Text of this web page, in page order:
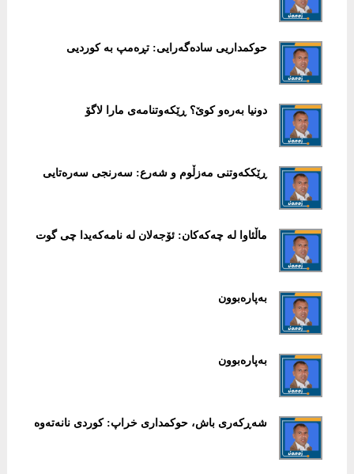
حوکمداریی سادەگەرایی: تڕەمپ بە کوردیی
دونیا بەرەو کوێ؟ ڕێکەوتنامەی مارا لاگۆ
ڕێککەوتنی مەزڵوم و شەرع: سەرنجی سەرەتایی
ماڵئاوا لە چەکەکان: ئۆجەلان لە نامەکەیدا چی گوت
بەپارەبوون
بەپارەبوون
شەڕکەری باش، حوکمداری خراپ: کوردی نانەتەوە